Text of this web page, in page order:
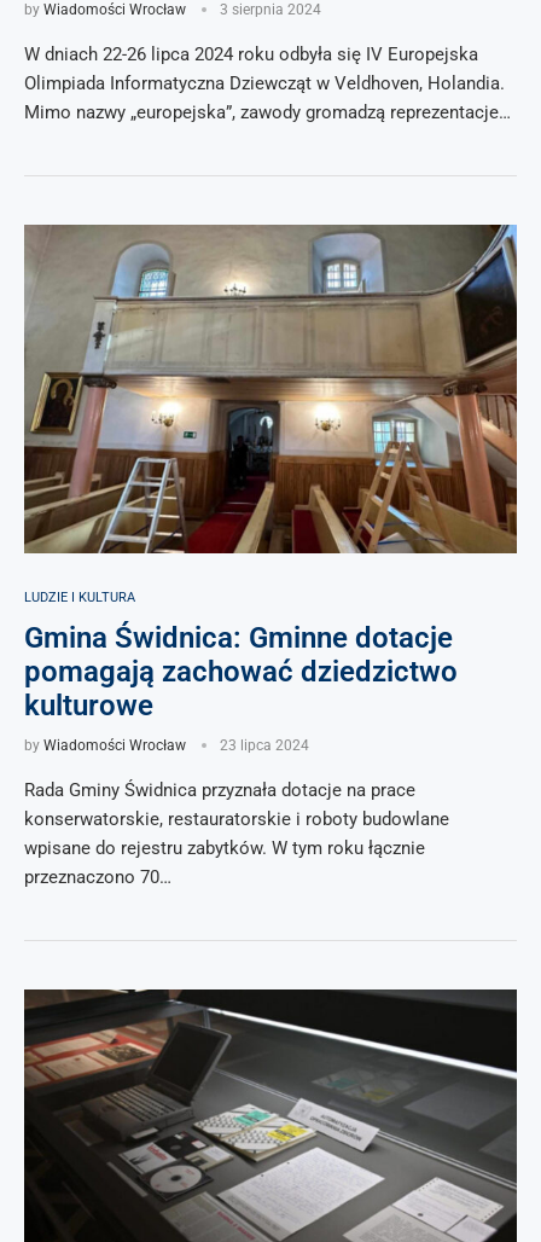
by Wiadomości Wrocław 3 sierpnia 2024
W dniach 22-26 lipca 2024 roku odbyła się IV Europejska
Olimpiada Informatyczna Dziewcząt w Veldhoven, Holandia.
Mimo nazwy „europejska”, zawody gromadzą reprezentacje…
LUDZIE I KULTURA
Gmina Świdnica: Gminne dotacje
pomagają zachować dziedzictwo
kulturowe
by Wiadomości Wrocław 23 lipca 2024
Rada Gminy Świdnica przyznała dotacje na prace
konserwatorskie, restauratorskie i roboty budowlane
wpisane do rejestru zabytków. W tym roku łącznie
przeznaczono 70…